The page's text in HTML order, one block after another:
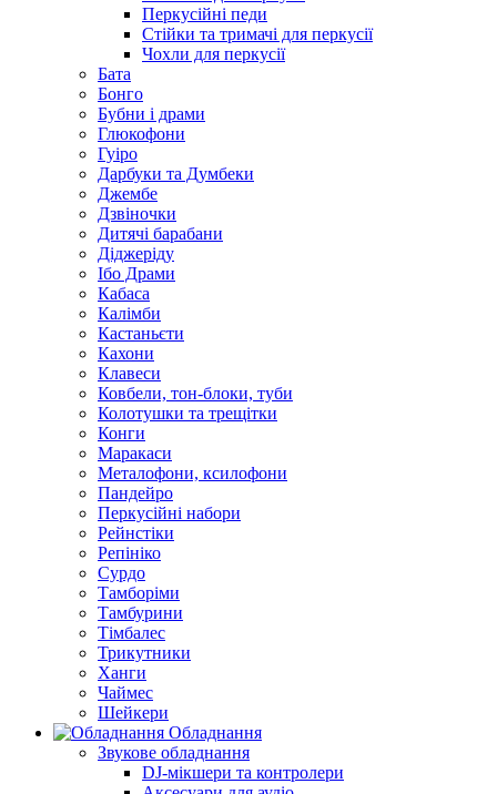
Перкусійні педи
Стійки та тримачі для перкусії
Чохли для перкусії
Бата
Бонго
Бубни і драми
Глюкофони
Гуіро
Дарбуки та Думбеки
Джембе
Дзвіночки
Дитячі барабани
Діджеріду
Ібо Драми
Кабаса
Калімби
Кастаньєти
Кахони
Клавеси
Ковбели, тон-блоки, туби
Колотушки та трещітки
Конги
Маракаси
Металофони, ксилофони
Пандейро
Перкусійні набори
Рейнстіки
Репініко
Сурдо
Тамборіми
Тамбурини
Тімбалес
Трикутники
Ханги
Чаймес
Шейкери
Обладнання
Звукове обладнання
DJ-мікшери та контролери